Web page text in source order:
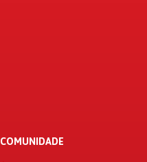
COMUNIDADE